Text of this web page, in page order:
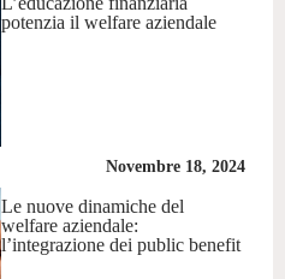
potenzia il welfare aziendale
Novembre 18, 2024
Le nuove dinamiche del
welfare aziendale:
l’integrazione dei public benefit